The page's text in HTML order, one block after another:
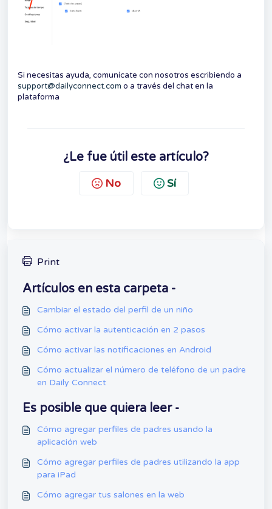
Si necesitas ayuda, comunícate con nosotros escribiendo a
support@dailyconnect.com o a través del chat en la
plataforma
¿Le fue útil este artículo?
No Sí
Print
Artículos en esta carpeta -
Cambiar el estado del perfil de un niño
Cómo activar la autenticación en 2 pasos
Cómo activar las notificaciones en Android
Cómo actualizar el número de teléfono de un padre
en Daily Connect
Es posible que quiera leer -
Cómo agregar perfiles de padres usando la
aplicación web
Cómo agregar perfiles de padres utilizando la app
para iPad
Cómo agregar tus salones en la web